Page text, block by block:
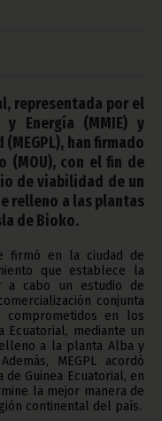
representada por el
Energía (MMIE) y
han firmado
(MOU), con el fin de
de viabilidad de un
relleno a las plantas
de Bioko.
firmó en la ciudad de
que establece la
a cabo un estudio de
conjunta
en los
Ecuatorial, mediante un
a la planta Alba y
MEGPL acordó
Guinea Ecuatorial, en
la mejor manera de
continental del país.